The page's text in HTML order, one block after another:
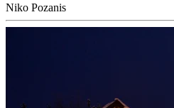
Niko Pozanis